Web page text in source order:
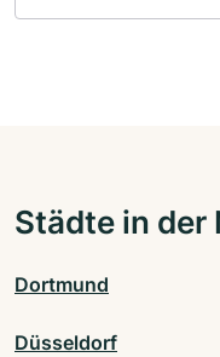
Städte in der
Dortmund
Düsseldorf